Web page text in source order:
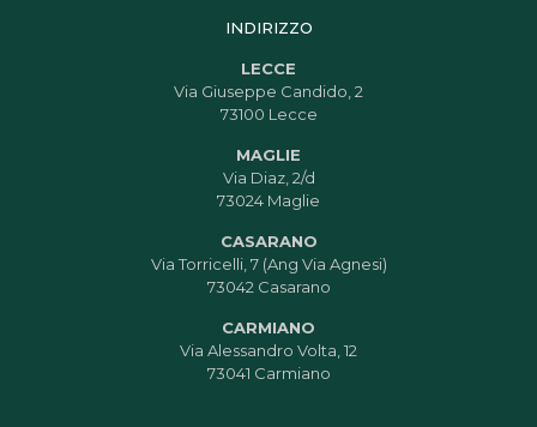
INDIRIZZO
LECCE
Via Giuseppe Candido, 2
73100 Lecce
MAGLIE
Via Diaz, 2/d
73024 Maglie
CASARANO
Via Torricelli, 7 (Ang Via Agnesi)
73042 Casarano
CARMIANO
Via Alessandro Volta, 12
73041 Carmiano